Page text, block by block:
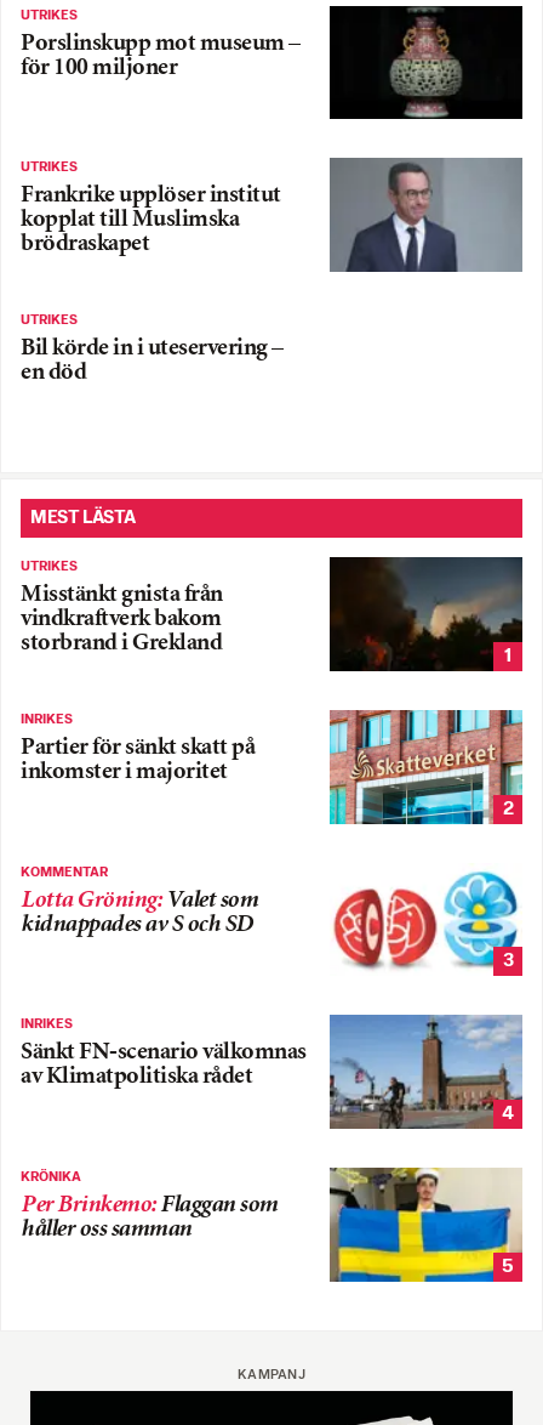
UTRIKES
Porslinskupp mot museum –
för 100 miljoner
UTRIKES
Frankrike upplöser institut
kopplat till Muslimska
brödraskapet
UTRIKES
Bil körde in i uteservering –
en död
MEST LÄSTA
UTRIKES
Misstänkt gnista från
vindkraftverk bakom
storbrand i Grekland
1
INRIKES
Partier för sänkt skatt på
inkomster i majoritet
2
KOMMENTAR
Lotta Gröning: Valet som
kidnappades av S och SD
3
INRIKES
Sänkt FN-scenario välkomnas
av Klimatpolitiska rådet
4
KRÖNIKA
Per Brinkemo:Flaggan som
håller oss samman
5
KAMPANJ